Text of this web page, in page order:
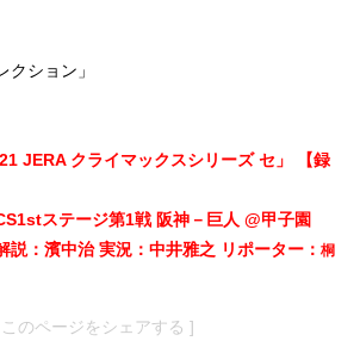
ション」
JERA クライマックスシリーズ セ」 【録
第1戦 阪神－巨人 @甲子園
況：中井雅之 リポーター： 桐
のページをシェアする ]